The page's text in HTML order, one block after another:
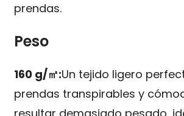
prendas.
Peso
160 g/㎡:Un tejido ligero
prendas transpirables y